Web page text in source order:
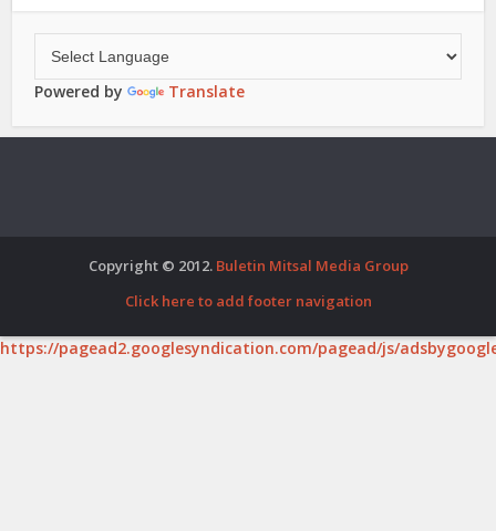
Powered by Translate
Copyright © 2012. Buletin Mitsal Media Group
Click here to add footer navigation
https://pagead2.googlesyndication.com/pagead/js/